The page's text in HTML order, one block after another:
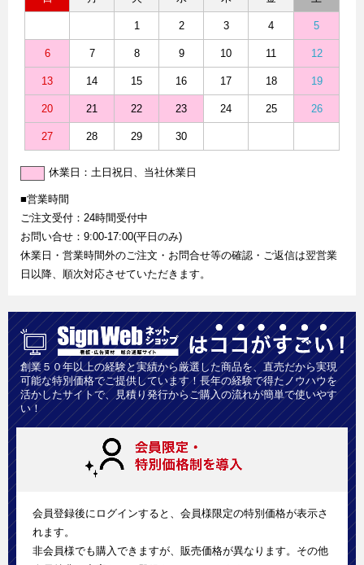
1 2 3 4 5
6 7 8 9 10 11 12
13 14 15 16 17 18 19
20 21 22 23 24 25 26
27 28 29 30
休業日：土日祝日、当社休業日
■営業時間
ご注文受付：24時間受付中
お問い合せ：9:00-17:00(平日のみ)
休業日・営業時間外のご注文・お問合せ等の確認・ご返信は翌営業
日以降、順次対応させていただきます。
創業５０年以上の経験と実績から厳選した商品を、直売だから実現
可能な特別価格でご提供しています！長年の経験で得たノウハウを
活かしたサイトで、見積り発行からご購入の流れが簡単で使いやす
い！
会員登録後にログインすると、会員様限定の特別価格が表示さ
れます。
非会員様でも購入できますが、販売価格が異なります。その他